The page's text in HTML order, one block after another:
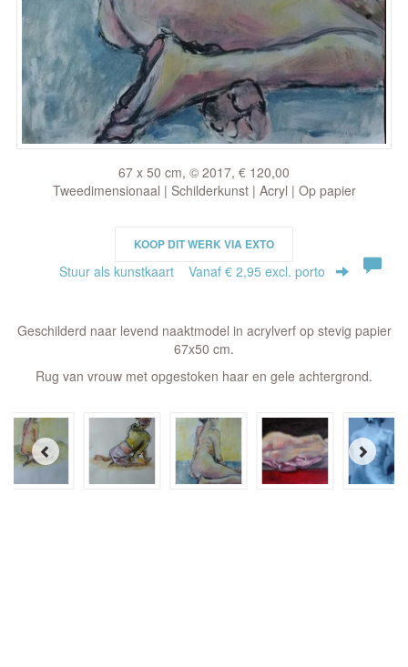
67 x 50 cm, © 2017, € 120,00
Tweedimensionaal | Schilderkunst | Acryl | Op papier
KOOP DIT WERK VIA EXTO
Stuur als kunstkaart Vanaf € 2,95 excl. porto
Geschilderd naar levend naaktmodel in acrylverf op stevig papier
67x50 cm.
Rug van vrouw met opgestoken haar en gele achtergrond.